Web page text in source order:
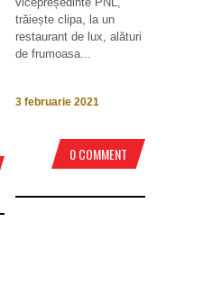
trăiește clipa, la un
restaurant de lux, alături
de frumoasa...
3 februarie 2021
0 COMMENT